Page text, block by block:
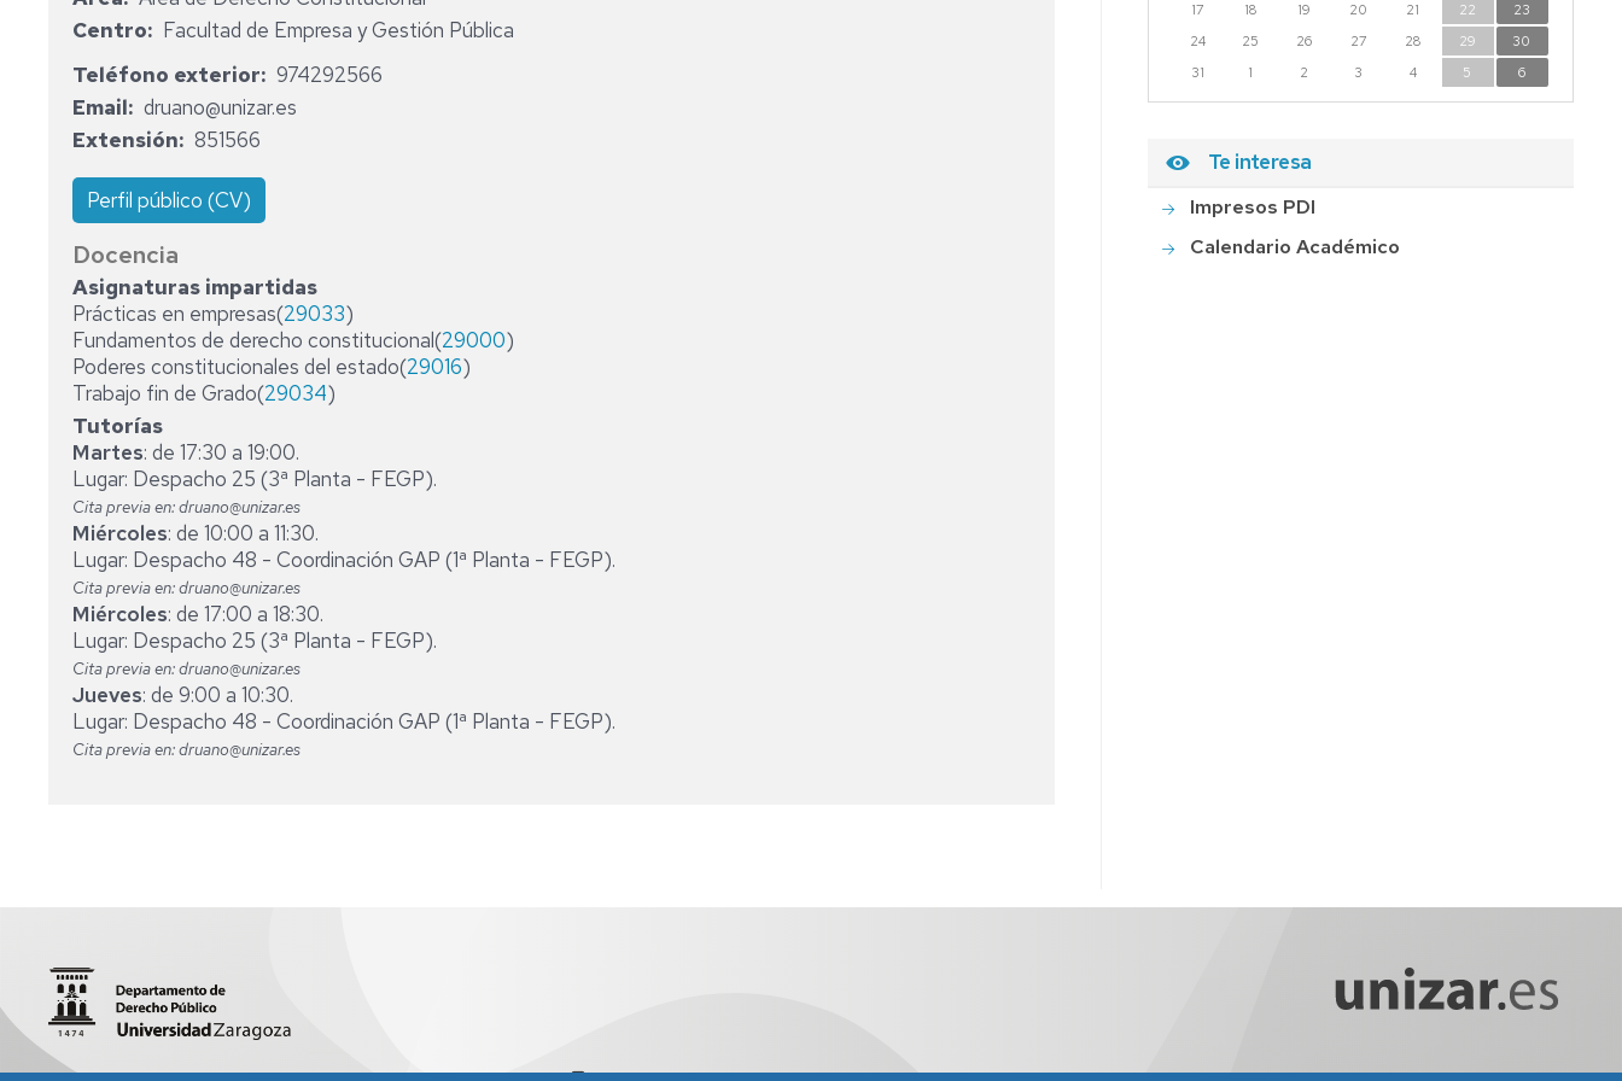
CONSEJO
DE
DEPARTAMENTO
ÁREAS
DERECHO
ADMINISTRATIVO
DERECHO
CONSTITUCIONAL
DERECHO
ECLESIÁSTICO
DEL
ESTADO
DERECHO
INTERNACIONAL
DOCENTE
PERSONAL
DE
ADMINISTRACIÓN
Y
SERVICIOS
Centro
Facultad de Empresa y Gestión Pública
Teléfono exterior
974292566
Email
druano@unizar.es
Extensión
851566
Perfil público (CV)
Docencia
Asignaturas impartidas
Prácticas en empresas(29033)
Fundamentos de derecho constitucional(29000)
Poderes constitucionales del estado(29016)
Trabajo fin de Grado(29034)
Tutorías
Martes: de 17:30 a 19:00.
Lugar: Despacho 25 (3ª Planta - FEGP).
Cita previa en: druano@unizar.es
Miércoles: de 10:00 a 11:30.
Lugar: Despacho 48 - Coordinación GAP (1ª Planta - FEGP).
Cita previa en: druano@unizar.es
Miércoles: de 17:00 a 18:30.
Lugar: Despacho 25 (3ª Planta - FEGP).
Cita previa en: druano@unizar.es
Jueves: de 9:00 a 10:30.
Lugar: Despacho 48 - Coordinación GAP (1ª Planta - FEGP).
Cita previa en: druano@unizar.es
17
18 19 20 21 22
23
24
25 26 27 28 29
30
31
1 2 3 4 5 6
Te interesa
Impresos PDI
Calendario Académico